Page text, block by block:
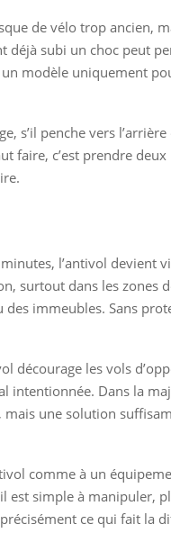
de vélo trop ancien,
déjà subi un choc peut
modèle uniquement
s’il penche vers l’arrière
faire, c’est prendre
l’antivol devient
surtout dans les zones
des immeubles. Sans
décourage les vols
intentionnée. Dans la
mais une solution
comme à un
est simple à manipuler,
ce qui fait la